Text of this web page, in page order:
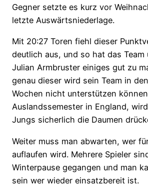
Gegner setzte es kurz vor
letzte Auswärtsniederlage.
Mit 20:27 Toren fiehl dieser
deutlich aus, und so hat das Team
Julian Armbruster einiges gut zu
genau dieser wird sein Team in
Wochen nicht unterstützen
Auslandssemester in England,
Jungs sicherlich die Daumen
Weiter muss man abwarten, wer
auflaufen wird. Mehrere Spieler
Winterpause gegangen und man
sein wer wieder einsatzbereit ist.